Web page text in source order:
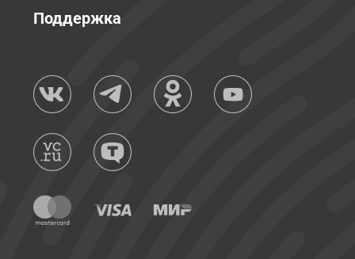
Поддержка